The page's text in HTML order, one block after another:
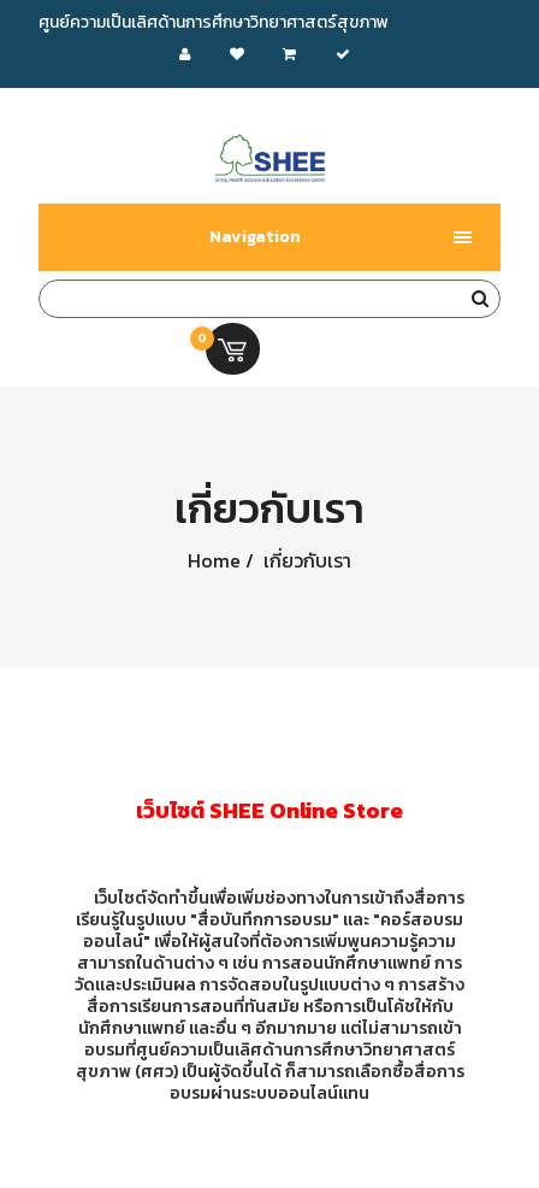
ศูนย์ความเป็นเลิศด้านการศึกษาวิทยาศาสตร์สุขภาพ
Navigation
0
เกี่ยวกับเรา
Home เกี่ยวกับเรา
เว็บไซต์ SHEE Online Store
เว็บไซต์จัดทำขึ้นเพื่อเพิ่มช่องทางในการเข้าถึงสื่อการ
เรียนรู้ในรูปแบบ "สื่อบันทึกการอบรม" และ "คอร์สอบรม
ออนไลน์" เพื่อให้ผู้สนใจที่ต้องการเพิ่มพูนความรู้ความ
สามารถในด้านต่าง ๆ เช่น การสอนนักศึกษาแพทย์ การ
วัดและประเมินผล การจัดสอบในรูปแบบต่าง ๆ การสร้าง
สื่อการเรียนการสอนที่ทันสมัย หรือการเป็นโค้ชให้กับ
นักศึกษาแพทย์ และอื่น ๆ อีกมากมาย แต่ไม่สามารถเข้า
อบรมที่ศูนย์ความเป็นเลิศด้านการศึกษาวิทยาศาสตร์
สุขภาพ (ศศว) เป็นผู้จัดขึ้นได้ ก็สามารถเลือกซื้อสื่อการ
อบรมผ่านระบบออนไลน์แทน